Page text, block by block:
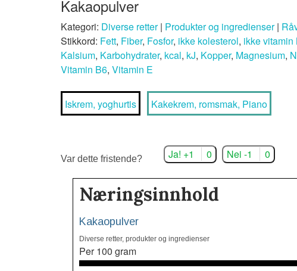
Kakaopulver
Kategori: Diverse retter| Produkter og ingredienser|
Stikkord: Fett, Fiber, Fosfor, ikke kolesterol, ikke vitamin
Kalsium, Karbohydrater, kcal, kJ, Kopper, Magnesium,
Vitamin B6, Vitamin E
Iskrem, yoghurtis Kakekrem, romsmak, Piano
Var dette fristende? Ja! +1 0 Nei -1 0
Næringsinnhold
Kakaopulver
Diverse retter, produkter og ingredienser
Per 100 gram